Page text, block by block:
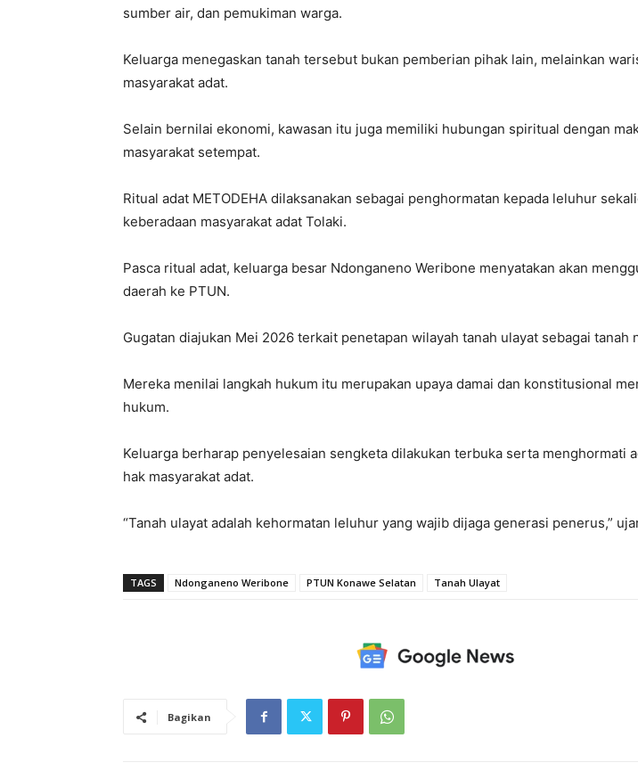
sumber air, dan pemukiman warga.
Keluarga menegaskan tanah tersebut bukan pemberian pihak lain, melainkan
masyarakat adat.
Selain bernilai ekonomi, kawasan itu juga memiliki hubungan spiritual dengan
masyarakat setempat.
Ritual adat METODEHA dilaksanakan sebagai penghormatan kepada leluhur
keberadaan masyarakat adat Tolaki.
Pasca ritual adat, keluarga besar Ndonganeno Weribone menyatakan akan
daerah ke PTUN.
Gugatan diajukan Mei 2026 terkait penetapan wilayah tanah ulayat sebagai tanah
Mereka menilai langkah hukum itu merupakan upaya damai dan konstitusional
hukum.
Keluarga berharap penyelesaian sengketa dilakukan terbuka serta menghormati
hak masyarakat adat.
“Tanah ulayat adalah kehormatan leluhur yang wajib dijaga generasi penerus,”
TAGS Ndonganeno Weribone PTUN Konawe Selatan Tanah Ulayat
Bagikan